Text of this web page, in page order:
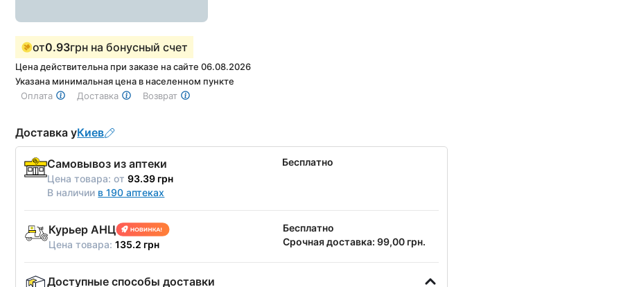
от0.93грн на бонусный счет
Цена действительна при заказе на сайте 06.08.2026
Указана минимальная цена в населенном пункте
Оплата
Доставка Возврат
Доставка уКиев
Самовывоз из аптеки
Цена товара:от 93.39 грн
В наличии в 190 аптеках
Бесплатно
Курьер АНЦ
Цена товара:135.2 грн
Бесплатно
Срочная доставка: 99,00 грн.
Доступные способы доставки